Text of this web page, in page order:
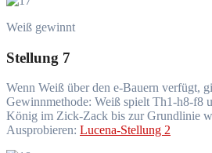
Weiß gewinnt
Stellung 7
Wenn Weiß über den e-Bauern verfügt,
Gewinnmethode: Weiß spielt Th1-h8-f8
König im Zick-Zack bis zur Grundlinie
Ausprobieren: Lucena-Stellung 2